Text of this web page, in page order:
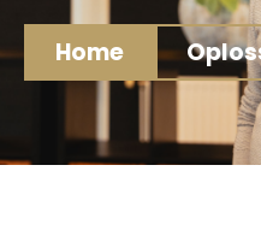
Home